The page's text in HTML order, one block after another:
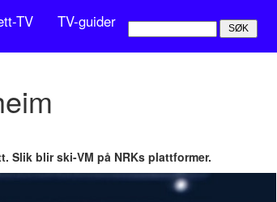
TV TV-guider
Slik blir ski-VM på NRKs plattformer.